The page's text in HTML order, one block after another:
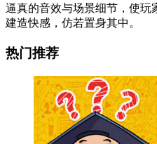
逼真的音效与场景细节，使玩
建造快感，仿若置身其中。
热门推荐